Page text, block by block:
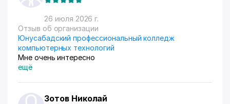
любят) За продажами следим через приложение, оно
очень помогает все контролировать, да и удобное
само по себе
26 июля 2026 г.
Отзыв об организации
Юнусабадский профессиональный колледж
компьютерных технологий
Мне очень интересно
ещё
Зотов Николай